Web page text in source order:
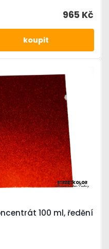
965 Kč
100 ml, ředění